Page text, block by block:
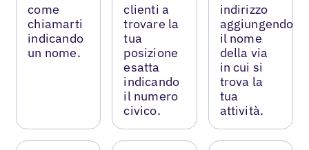
come
chiamarti
indicando
un nome.
clienti a
trovare la
tua
posizione
esatta
indicando
il numero
civico.
indirizzo
aggiungendo
il nome
della via
in cui si
trova la
tua
attività.